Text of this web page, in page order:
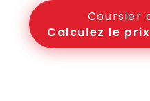
Coursier
Calculez le